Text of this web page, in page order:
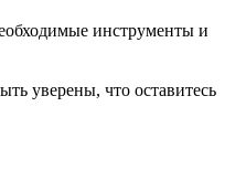
инструменты и
уверены, что оставитесь